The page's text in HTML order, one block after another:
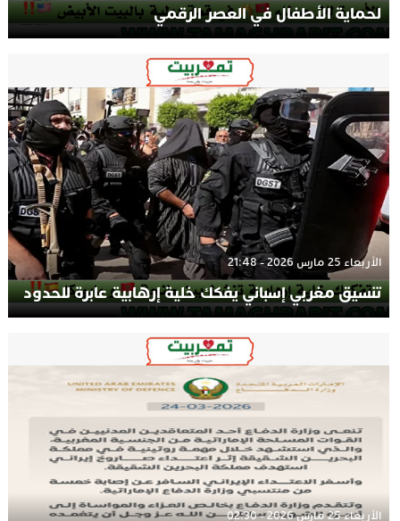
لحماية الأطفال في العصر الرقمي
الأربعاء 25 مارس 2026 - 21:48
تنسيق مغربي إسباني يفكك خلية إرهابية عابرة للحدود
الأربعاء 25 مارس 2026 - 02:30